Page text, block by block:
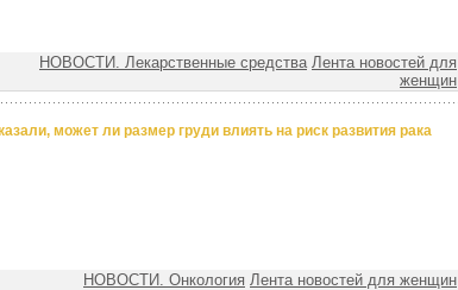
НОВОСТИ. Лекарственные средства Лента новостей для
женщин
может ли размер груди влиять на риск развития рака
НОВОСТИ. Онкология Лента новостей для женщин